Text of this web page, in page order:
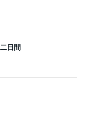
日間